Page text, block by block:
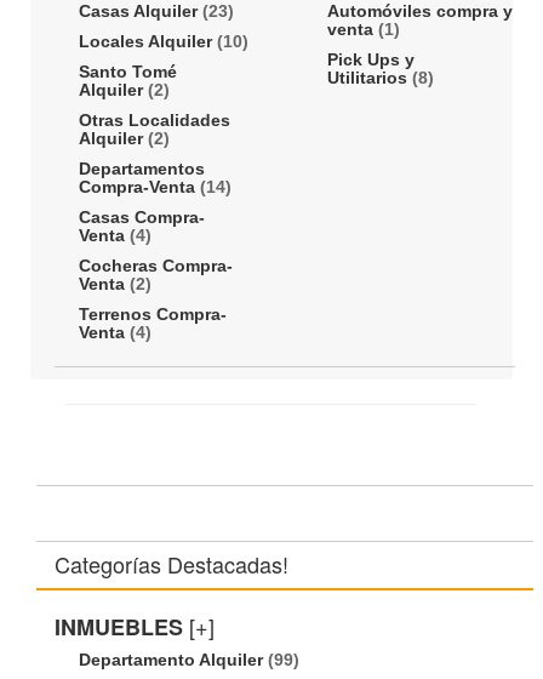
Casas Alquiler(23)
Locales Alquiler(10)
Santo Tomé
Alquiler(2)
Otras Localidades
Alquiler(2)
Departamentos
Compra-Venta (14)
Casas Compra-
Venta (4)
Cocheras Compra-
Venta (2)
Terrenos Compra-
Venta (4)
Automóviles compra y
venta (1)
Pick Ups y
Utilitarios (8)
Categorías Destacadas!
INMUEBLES [+]
Departamento Alquiler(99)